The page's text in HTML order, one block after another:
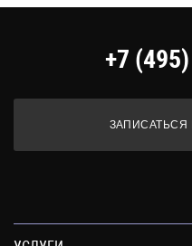
+7
ЗАПИСАТЬСЯ